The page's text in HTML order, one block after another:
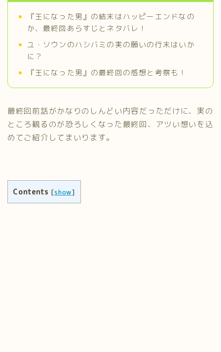
『王になった男』の結末はハッピーエンドなの
か、最終回あらすじとネタバレ！
ユ・ソウンのハシバミの実の願いの行末はいか
に？
『王になった男』の最終回の感想と考察も！
最終回前話がかなりのしんどい内容だっただけに、実の
ところ観るのが恐ろしくなった最終回、アツい想いを込
めてご紹介してまいります。
Contents [show]